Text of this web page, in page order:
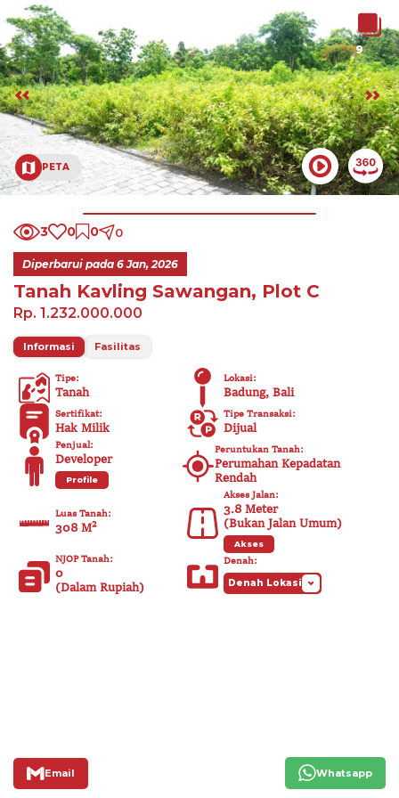
9
PETA
3 0 0 0
Diperbarui pada 6 Jan, 2026
Tanah Kavling Sawangan, Plot C
Rp. 1.232.000.000
Informasi Fasilitas
Tipe:
Tanah
Lokasi:
Badung, Bali
Sertifikat:
Hak Milik
Tipe Transaksi:
Dijual
Penjual:
Developer
Profile
Peruntukan Tanah:
Perumahan Kepadatan
Rendah
Luas Tanah:
308 M²
Akses Jalan:
3.8 Meter
(Bukan Jalan Umum)
Akses
NJOP Tanah:
0
(Dalam Rupiah)
Denah:
Denah Lokasi
Email Whatsapp